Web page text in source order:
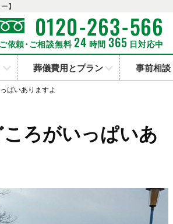
】
0120-263-566
ご依頼･ご相談無料 24 時間 365 日対応中
葬儀費用とプラン 事前相談
ぱいありますよ
ろがいっぱいあ